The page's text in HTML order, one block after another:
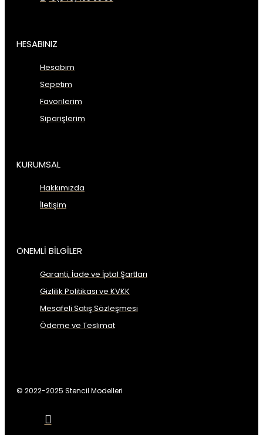
HESABINIZ
Hesabım
Sepetim
Favorilerim
Siparişlerim
KURUMSAL
Hakkımızda
İletişim
ÖNEMLİ BİLGİLER
Garanti, İade ve İptal Şartları
Gizlilik Politikası ve KVKK
Mesafeli Satış Sözleşmesi
Ödeme ve Teslimat
© 2022-2025 Stencil Modelleri